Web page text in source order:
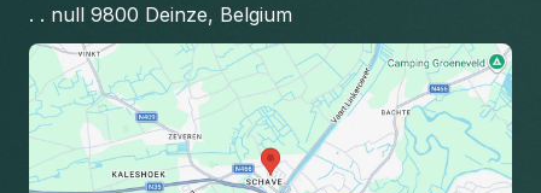
. . null 9800 Deinze, Belgium